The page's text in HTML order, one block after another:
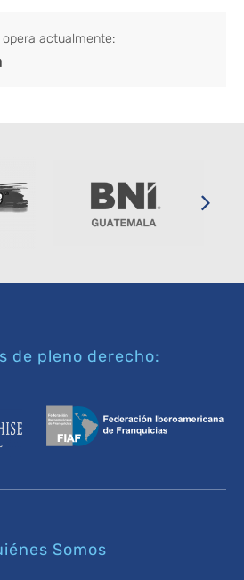
opera actualmente:
de pleno derecho:
Somos